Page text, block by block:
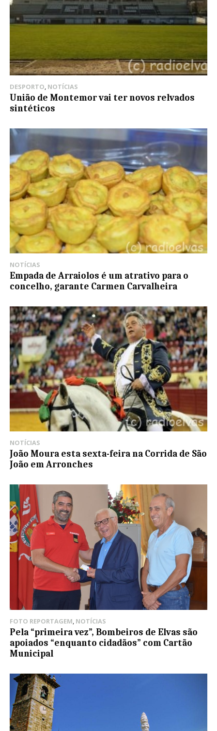
DESPORTO, NOTÍCIAS
União de Montemor vai ter novos relvados
sintéticos
NOTÍCIAS
Empada de Arraiolos é um atrativo para o
concelho, garante Carmen Carvalheira
NOTÍCIAS
João Moura esta sexta-feira na Corrida de São
João em Arronches
FOTO REPORTAGEM NOTÍCIAS
Pela “primeira vez”, Bombeiros de Elvas são
apoiados “enquanto cidadãos” com Cartão
Municipal